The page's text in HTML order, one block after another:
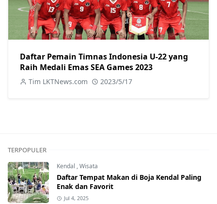
Daftar Pemain Timnas Indonesia U-22 yang
Raih Medali Emas SEA Games 2023
Tim LKTNews.com 2023/5/17
TERPOPULER
Kendal ,Wisata
Daftar Tempat Makan di Boja Kendal Paling
Enak dan Favorit
Jul 4, 2025